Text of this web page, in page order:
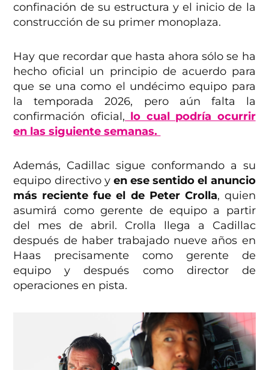
confinación de su estructura y el inicio de la
construcción de su primer monoplaza.
Hay que recordar que hasta ahora sólo se ha
hecho oficial un principio de acuerdo para
que se una como el undécimo equipo para
la temporada 2026, pero aún falta la
confirmación oficial, lo cual podría ocurrir
en las siguiente semanas.
Además, Cadillac sigue conformando a su
equipo directivo yen ese sentido el anuncio
más reciente fue el de Peter Crolla, quien
asumirá como gerente de equipo a partir
del mes de abril. Crolla llega a Cadillac
después de haber trabajado nueve años en
Haas precisamente como gerente de
equipo y después como director de
operaciones en pista.